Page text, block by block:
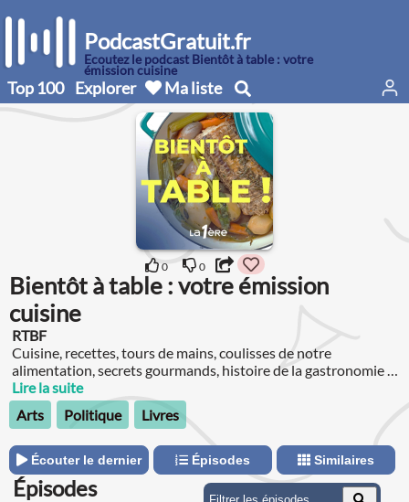
PodcastGratuit.fr
Écoutez le podcast Bientôt à table : votre
émission cuisine
Top 100 Explorer Ma liste
0 0
Bientôt à table : votre émission
cuisine
RTBF
Cuisine, recettes, tours de mains, coulisses de notre
alimentation, secrets gourmands, histoire de la gastronomie et
agrobusiness à la loupe...
Lire la suite
Arts
Politique Livres
Écouter le dernier Épisodes Similaires
Épisodes